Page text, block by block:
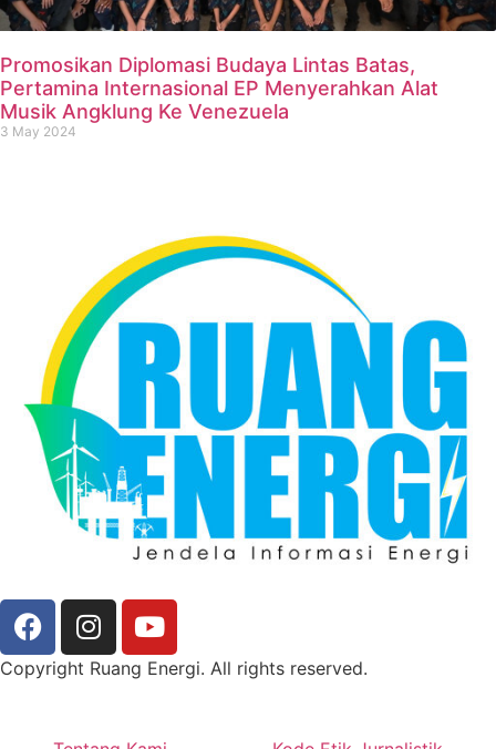
Promosikan Diplomasi Budaya Lintas Batas,
Pertamina Internasional EP Menyerahkan Alat
Musik Angklung Ke Venezuela
3 May 2024
Copyright Ruang Energi. All rights reserved.